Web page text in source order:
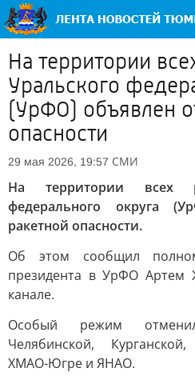
На территории
Уральского
(УрФО) объявлен
опасности
29 мая 2026, 19:57 СМИ
На территории всех
федерального округа
ракетной опасности.
Об этом сообщил
президента в УрФО Артем
канале.
Особый режим
Челябинской,
ХМАО-Югре и ЯНАО.